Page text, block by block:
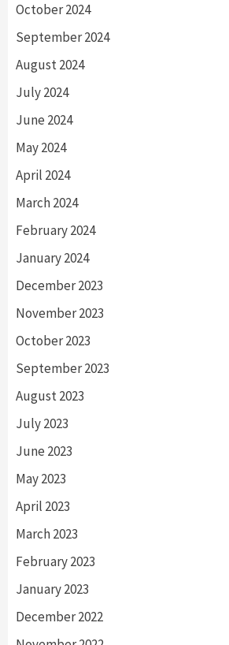
October 2024
September 2024
August 2024
July 2024
June 2024
May 2024
April 2024
March 2024
February 2024
January 2024
December 2023
November 2023
October 2023
September 2023
August 2023
July 2023
June 2023
May 2023
April 2023
March 2023
February 2023
January 2023
December 2022